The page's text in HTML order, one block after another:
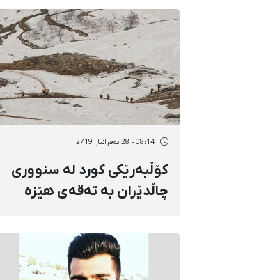
08:14 - 28 بەفرانبار 2719
کۆڵبەرێکی کورد لە سنووری
چاڵدێران بە تەقەی هێزە